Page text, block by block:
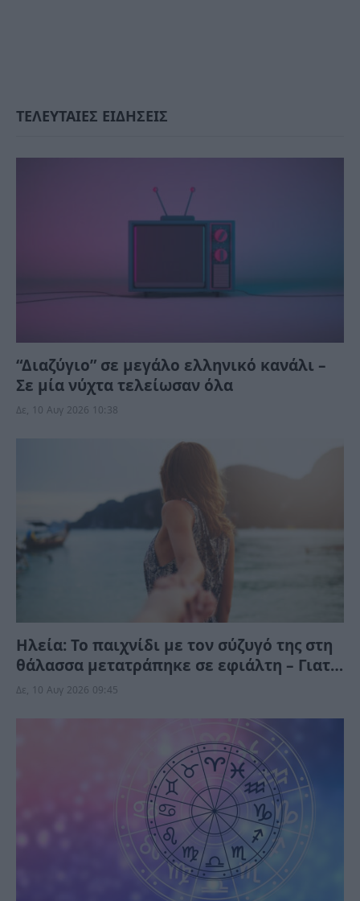
ΤΕΛΕΥΤΑΙΕΣ ΕΙΔΗΣΕΙΣ
“Διαζύγιο” σε μεγάλο ελληνικό κανάλι –
Σε μία νύχτα τελείωσαν όλα
Δε, 10 Αυγ 2026 10:38
Ηλεία: Το παιχνίδι με τον σύζυγό της στη
θάλασσα μετατράπηκε σε εφιάλτη – Γιατί
τον συνέλαβαν;
Δε, 10 Αυγ 2026 09:45